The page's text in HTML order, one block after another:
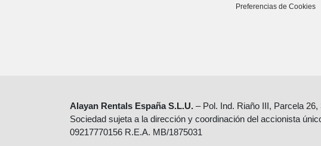
Preferencias de Cookies
Alayan Rentals España S.L.U. – Pol. Ind. Riaño III, Parcela
Sociedad sujeta a la dirección y coordinación del accionista
09217770156 R.E.A. MB/1875031